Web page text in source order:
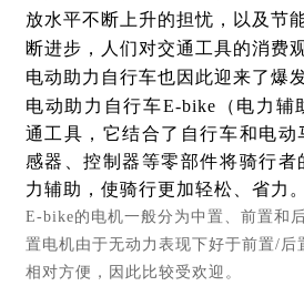
放水平不断上升的担忧，以及节
断进步，人们对交通工具的消费
电动助力自行车也因此迎来了爆
电动助力自行车E-bike （电力
通工具，它结合了自行车和电动
感器、控制器等零部件将骑行者
力辅助，使骑行更加轻松、省力。
E-bike的电机一般分为中置、前置和
置电机由于无动力表现下好于前置/后
相对方便，因此比较受欢迎。